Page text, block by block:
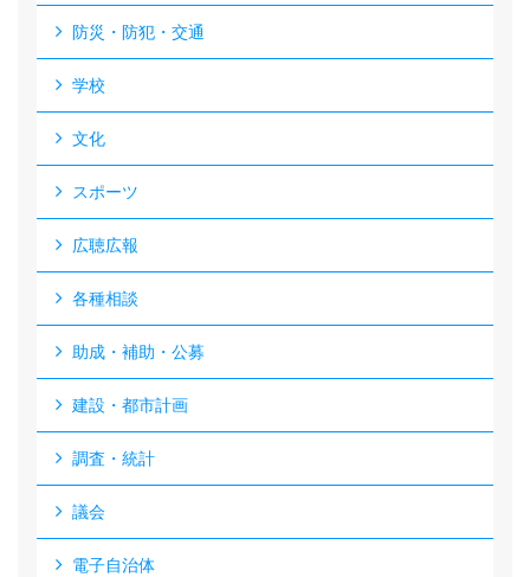
防災・防犯・交通
学校
文化
スポーツ
広聴広報
各種相談
助成・補助・公募
建設・都市計画
調査・統計
議会
電子自治体